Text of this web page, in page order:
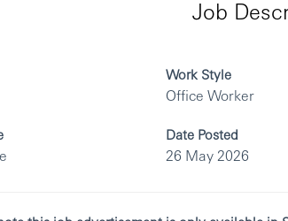
Job
Work Style
Office Worker
Date Posted
26 May 2026